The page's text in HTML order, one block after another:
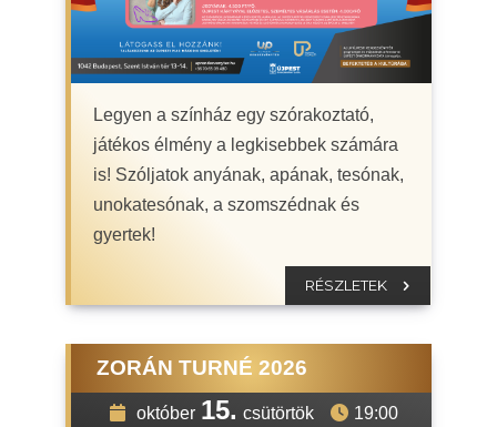
Legyen a színház egy szórakoztató,
játékos élmény a legkisebbek számára
is! Szóljatok anyának, apának, tesónak,
unokatesónak, a szomszédnak és
gyertek!
RÉSZLETEK
ZORÁN TURNÉ 2026
október 15. csütörtök
19:00